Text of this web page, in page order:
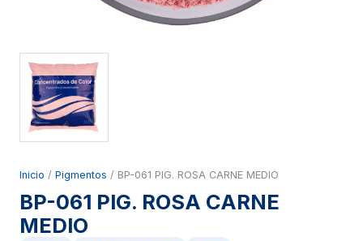
Inicio / Pigmentos / BP-061 PIG. ROSA CARNE MEDIO
BP-061 PIG. ROSA CARNE
MEDIO